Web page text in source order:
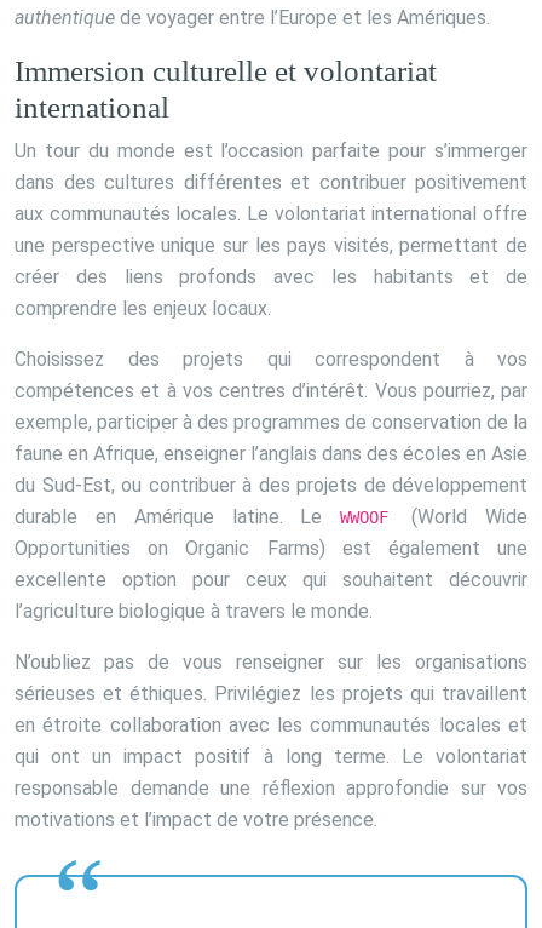
authentique de voyager entre l’Europe et les Amériques.
Immersion culturelle et volontariat
international
Un tour du monde est l’occasion parfaite pour s’immerger
dans des cultures différentes et contribuer positivement
aux communautés locales. Le volontariat international offre
une perspective unique sur les pays visités, permettant de
créer des liens profonds avec les habitants et de
comprendre les enjeux locaux.
Choisissez des projets qui correspondent à vos
compétences et à vos centres d’intérêt. Vous pourriez, par
exemple, participer à des programmes de conservation de la
faune en Afrique, enseigner l’anglais dans des écoles en Asie
du Sud-Est, ou contribuer à des projets de développement
durable en Amérique latine. LeWWOOF(World Wide
Opportunities on Organic Farms) est également une
excellente option pour ceux qui souhaitent découvrir
l’agriculture biologique à travers le monde.
N’oubliez pas de vous renseigner sur les organisations
sérieuses et éthiques. Privilégiez les projets qui travaillent
en étroite collaboration avec les communautés locales et
qui ont un impact positif à long terme. Le volontariat
responsable demande une réflexion approfondie sur vos
motivations et l’impact de votre présence.